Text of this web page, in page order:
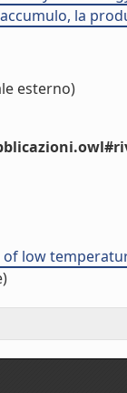
la
esterno)
of low